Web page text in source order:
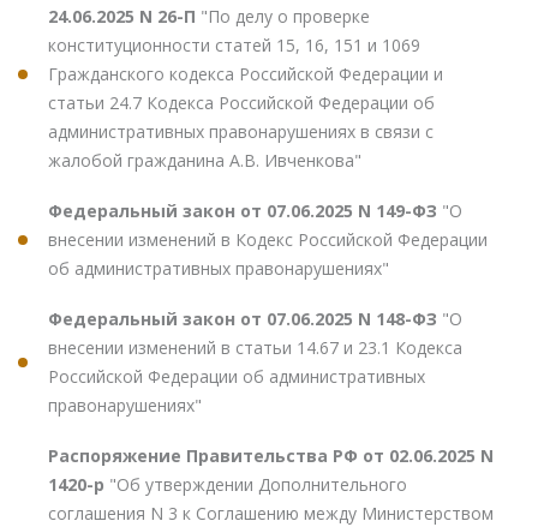
24.06.2025 N 26-П "По делу о проверке
конституционности статей 15, 16, 151 и 1069
Гражданского кодекса Российской Федерации и
статьи 24.7 Кодекса Российской Федерации об
административных правонарушениях в связи с
жалобой гражданина А.В. Ивченкова"
Федеральный закон от 07.06.2025 N 149-ФЗ "О
внесении изменений в Кодекс Российской Федерации
об административных правонарушениях"
Федеральный закон от 07.06.2025 N 148-ФЗ "О
внесении изменений в статьи 14.67 и 23.1 Кодекса
Российской Федерации об административных
правонарушениях"
Распоряжение Правительства РФ от 02.06.2025 N
1420-р "Об утверждении Дополнительного
соглашения N 3 к Соглашению между Министерством